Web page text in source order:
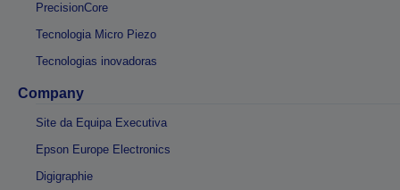
PrecisionCore
Tecnologia Micro Piezo
Tecnologias inovadoras
Company
Site da Equipa Executiva
Epson Europe Electronics
Digigraphie